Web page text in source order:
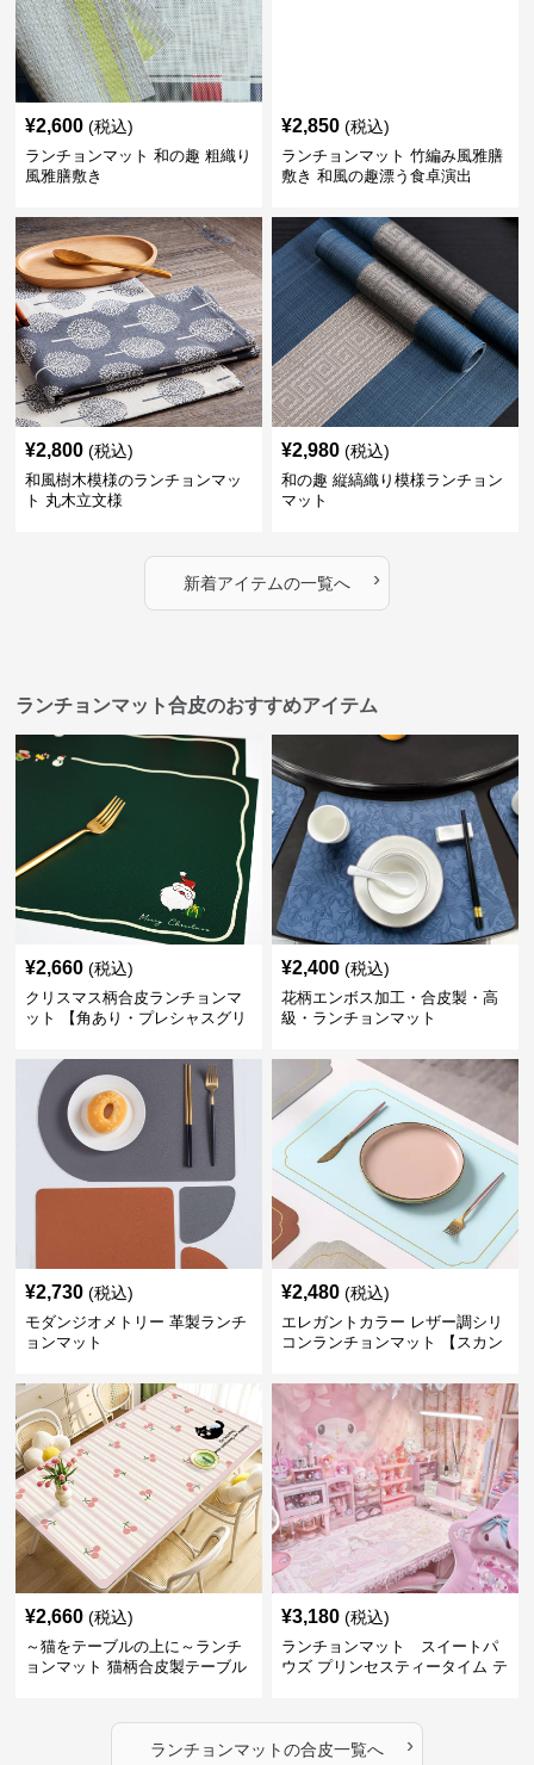
¥2,600 (税込)
ランチョンマット 和の趣 粗織り
風雅膳敷き
¥2,850 (税込)
ランチョンマット 竹編み風雅膳
敷き 和風の趣漂う食卓演出
¥2,800 (税込)
和風樹木模様のランチョンマッ
ト 丸木立文様
¥2,980 (税込)
和の趣 縦縞織り模様ランチョン
マット
新着アイテムの一覧へ ›
ランチョンマット合皮のおすすめアイテム
¥2,660 (税込)
クリスマス柄合皮ランチョンマ
ット 【角あり・プレシャスグリ
¥2,400 (税込)
花柄エンボス加工・合皮製・高
級・ランチョンマット
¥2,730 (税込)
モダンジオメトリー 革製ランチ
ョンマット
¥2,480 (税込)
エレガントカラー レザー調シリ
コンランチョンマット 【スカン
¥2,660 (税込)
～猫をテーブルの上に～ランチ
ョンマット 猫柄合皮製テーブル
トセール皆様に良さを知ってほ
しい～ ～緊急300円引き～
¥3,180 (税込)
ランチョンマット スイートパ
ウズ プリンセスティータイム テ
ランチョンマットの合皮一覧へ ›